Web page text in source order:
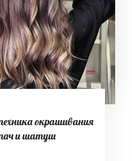
окрашивания
и шатуш